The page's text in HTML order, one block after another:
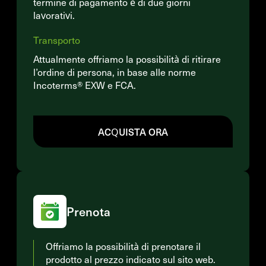
lavorativi.
Transporto
Attualmente offriamo la possibilità di ritirare
l’ordine di persona, in base alle norme
Incoterms® EXW e FCA.
ACQUISTA ORA
Prenota
Offriamo la possibilità di prenotare il
prodotto al prezzo indicato sul sito web.